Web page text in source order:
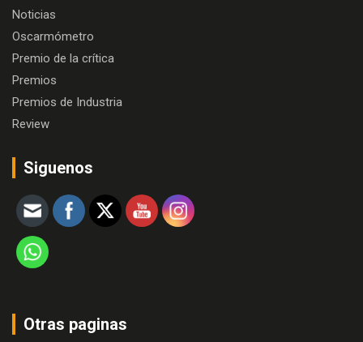
Noticias
Oscarmómetro
Premio de la crítica
Premios
Premios de Industria
Review
Siguenos
Otras paginas